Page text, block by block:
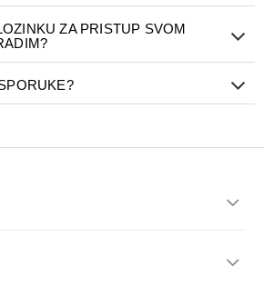
ZA PRISTUP SVOM